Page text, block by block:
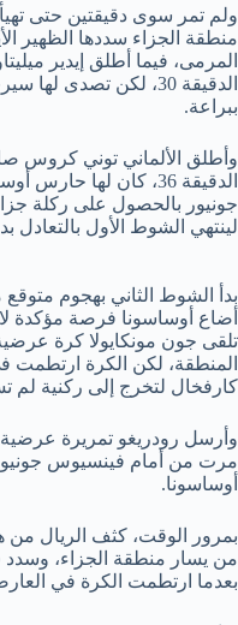
ولم تمر سوى دقيقتين حتى
منطقة الجزاء سددها الظهير
المرمى، فيما أطلق إيدير
الدقيقة 30، لكن تصدى
ببراعة.
وأطلق الألماني توني كروس
الدقيقة 36، كان لها
جونيور بالحصول على ركلة
لينتهي الشوط الأول بالتعادل
بدأ الشوط الثاني بهجوم
تلقى جون مونكايولا كرة
المنطقة، لكن الكرة ارتطمت
كارفخال لتخرج إلى ركنية
مرت من أمام فينسيوس
أوساسونا.
بمرور الوقت، كثف الريال من
من يسار منطقة الجزاء، وسدد
بعدما ارتطمت الكرة في